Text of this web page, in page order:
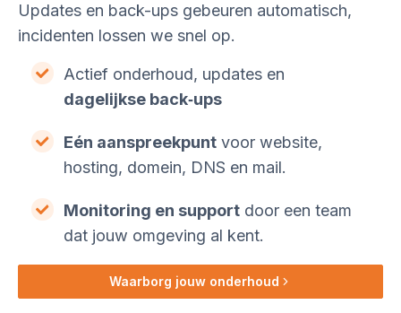
Updates en back-ups gebeuren automatisch,
incidenten lossen we snel op.
Actief onderhoud, updates en
dagelijkse back‑ups
Eén aanspreekpunt voor website,
hosting, domein, DNS en mail.
Monitoring en support door een team
dat jouw omgeving al kent.
Waarborg jouw onderhoud